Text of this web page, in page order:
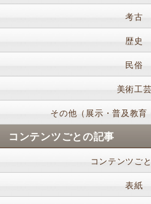
考古
歴史
民俗
美術工芸
その他（展示・普及教育
コンテンツごとの記事
コンテンツご
表紙